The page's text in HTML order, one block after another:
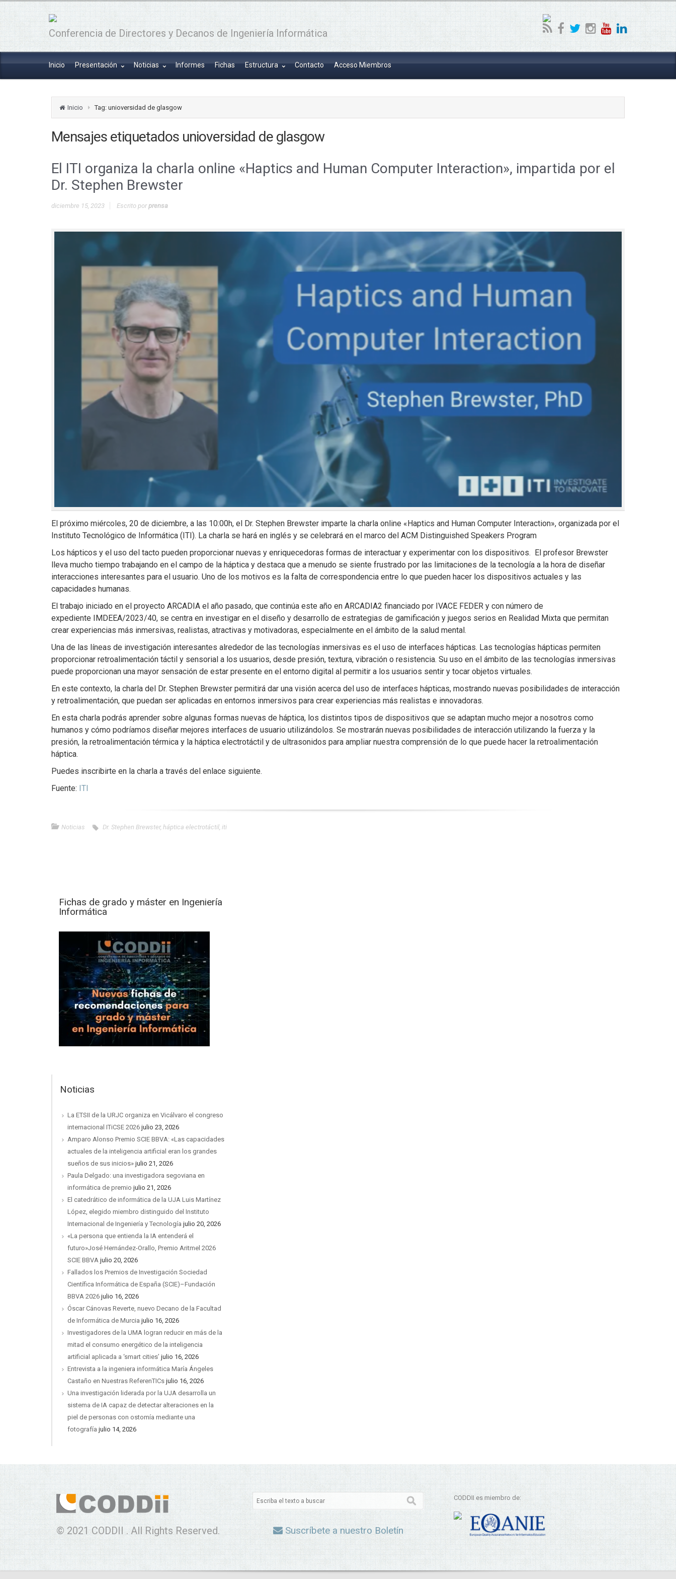
Conferencia de Directores y Decanos de Ingeniería Informática
Inicio Presentación Noticias Informes Fichas Estructura Contacto Acceso Miembros
Inicio Tag: unioversidad de glasgow
Mensajes etiquetados unioversidad de glasgow
El ITI organiza la charla online «Haptics and Human Computer Interaction», impartida por el
Dr. Stephen Brewster
diciembre 15, 2023 Escrito porprensa
El próximo miércoles, 20 de diciembre, a las 10:00h, el Dr. Stephen Brewster imparte la charla online «Haptics and Human Computer Interaction», organizada por el
Instituto Tecnológico de Informática (ITI). La charla se hará en inglés y se celebrará en el marco del ACM Distinguished Speakers Program
Los hápticos y el uso del tacto pueden proporcionar nuevas y enriquecedoras formas de interactuar y experimentar con los dispositivos. El profesor Brewster
lleva mucho tiempo trabajando en el campo de la háptica y destaca que a menudo se siente frustrado por las limitaciones de la tecnología a la hora de diseñar
interacciones interesantes para el usuario. Uno de los motivos es la falta de correspondencia entre lo que pueden hacer los dispositivos actuales y las
capacidades humanas.
El trabajo iniciado en el proyecto ARCADIA el año pasado, que continúa este año en ARCADIA2 financiado por IVACE FEDER y con número de
expediente IMDEEA/2023/40, se centra en investigar en el diseño y desarrollo de estrategias de gamificación y juegos serios en Realidad Mixta que permitan
crear experiencias más inmersivas, realistas, atractivas y motivadoras, especialmente en el ámbito de la salud mental.
Una de las líneas de investigación interesantes alrededor de las tecnologías inmersivas es el uso de interfaces hápticas. Las tecnologías hápticas permiten
proporcionar retroalimentación táctil y sensorial a los usuarios, desde presión, textura, vibración o resistencia. Su uso en el ámbito de las tecnologías inmersivas
puede proporcionan una mayor sensación de estar presente en el entorno digital al permitir a los usuarios sentir y tocar objetos virtuales.
En este contexto, la charla del Dr. Stephen Brewster permitirá dar una visión acerca del uso de interfaces hápticas, mostrando nuevas posibilidades de interacción
y retroalimentación, que puedan ser aplicadas en entornos inmersivos para crear experiencias más realistas e innovadoras.
En esta charla podrás aprender sobre algunas formas nuevas de háptica, los distintos tipos de dispositivos que se adaptan mucho mejor a nosotros como
humanos y cómo podríamos diseñar mejores interfaces de usuario utilizándolos. Se mostrarán nuevas posibilidades de interacción utilizando la fuerza y la
presión, la retroalimentación térmica y la háptica electrotáctil y de ultrasonidos para ampliar nuestra comprensión de lo que puede hacer la retroalimentación
háptica.
Puedes inscribirte en la charla a través del enlace siguiente.
Fuente: ITI
Noticias Dr. Stephen Brewster, háptica electrotáctil, iti
Fichas de grado y máster en Ingeniería
Informática
Noticias
La ETSII de la URJC organiza en Vicálvaro el congreso
internacional ITiCSE 2026 julio 23, 2026
Amparo Alonso Premio SCIE BBVA: «Las capacidades
actuales de la inteligencia artificial eran los grandes
sueños de sus inicios» julio 21, 2026
Paula Delgado: una investigadora segoviana en
informática de premio julio 21, 2026
El catedrático de informática de la UJA Luis Martínez
López, elegido miembro distinguido del Instituto
Internacional de Ingeniería y Tecnología julio 20, 2026
«La persona que entienda la IA entenderá el
futuro»José Hernández-Orallo, Premio Aritmel 2026
SCIE BBVA julio 20, 2026
Fallados los Premios de Investigación Sociedad
Científica Informática de España (SCIE)–Fundación
BBVA 2026 julio 16, 2026
Óscar Cánovas Reverte, nuevo Decano de la Facultad
de Informática de Murcia julio 16, 2026
Investigadores de la UMA logran reducir en más de la
mitad el consumo energético de la inteligencia
artificial aplicada a ‘smart cities’ julio 16, 2026
Entrevista a la ingeniera informática María Ángeles
Castaño en Nuestras ReferenTICs julio 16, 2026
Una investigación liderada por la UJA desarrolla un
sistema de IA capaz de detectar alteraciones en la
piel de personas con ostomía mediante una
fotografía julio 14, 2026
© 2021 CODDII . All Rights Reserved. Suscríbete a nuestro Boletín
CODDII es miembro de: